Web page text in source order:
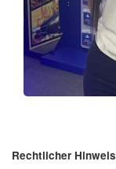
Rechtlicher Hinweis